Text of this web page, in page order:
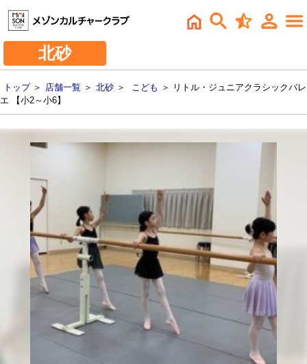
北砂
トップ＞ 店舗一覧 ＞ 北砂 ＞ こども ＞ リトル・ジュニアクラシックバレ
エ 【小2～小6】